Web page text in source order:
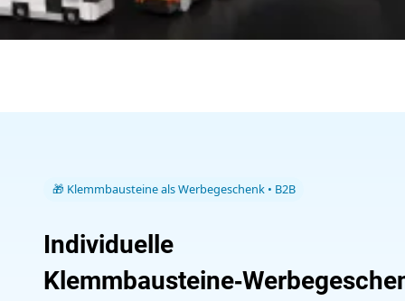
🎁 Klemmbausteine als Werbegeschenk • B2B
Individuelle